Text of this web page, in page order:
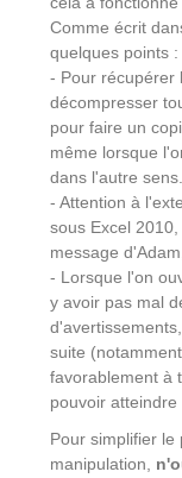
Comme écrit
quelques points :
- Pour récupérer
décompresser
pour faire un
même lorsque
dans l'autre sens.
- Attention à
sous Excel
message
- Lorsque l'on
y avoir pas mal
suite
favorablement à
pouvoir atteindre
Pour simplifier le
manipulation,